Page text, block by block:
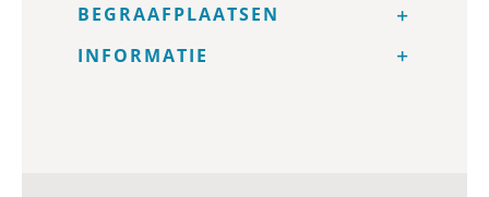
BEGRAAFPLAATSEN
INFORMATIE